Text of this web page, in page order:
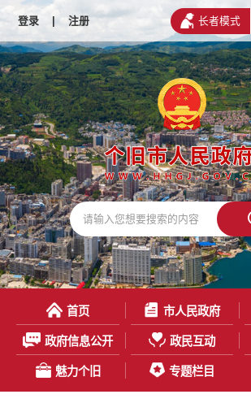
登录 | 注册 长者模式
首页 市人民政府
政府信息公开 政民互动
魅力个旧 专题栏目